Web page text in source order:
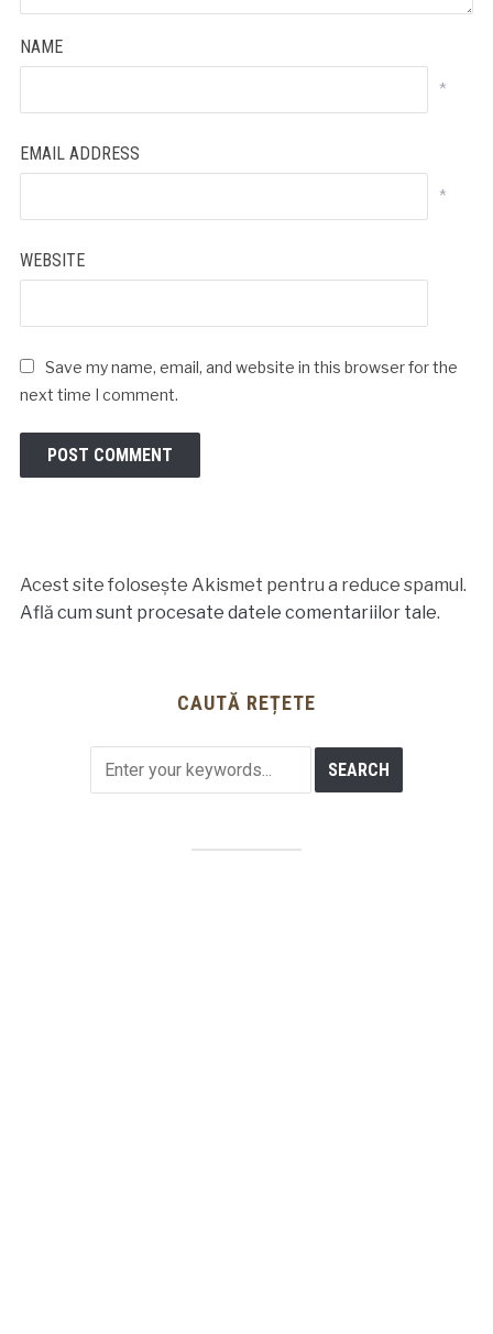
NAME
*
EMAIL ADDRESS
*
WEBSITE
Save my name, email, and website in this browser for the
next time I comment.
Acest site folosește Akismet pentru a reduce spamul.
Află cum sunt procesate datele comentariilor tale.
CAUTĂ REȚETE